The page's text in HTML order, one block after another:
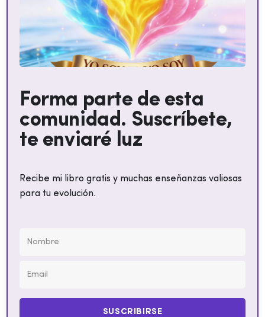
Forma parte de esta
comunidad. Suscríbete,
te enviaré luz
Recibe mi libro gratis y muchas enseñanzas valiosas
para tu evolución.
SUSCRIBIRSE